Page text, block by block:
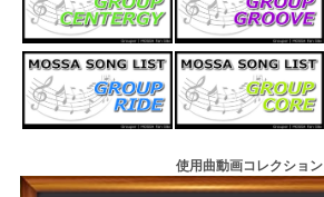
使用曲動画コレクション